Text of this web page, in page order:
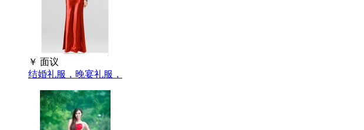
￥ 面议
结婚礼服，晚宴礼服，